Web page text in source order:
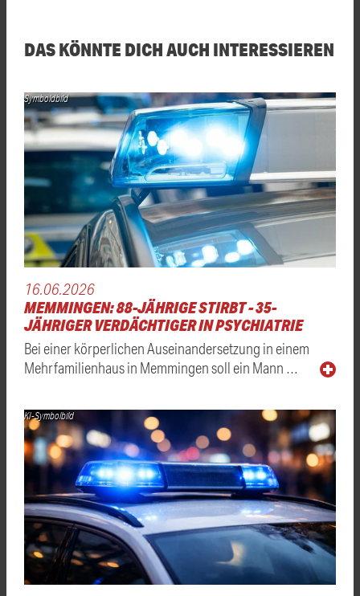
DAS KÖNNTE DICH AUCH INTERESSIEREN
Symboldbild
16.06.2026
MEMMINGEN: 88-JÄHRIGE STIRBT - 35-
JÄHRIGER VERDÄCHTIGER IN PSYCHIATRIE
Bei einer körperlichen Auseinandersetzung in einem
Mehrfamilienhaus in Memmingen soll ein Mann …
KI-Symbolbild